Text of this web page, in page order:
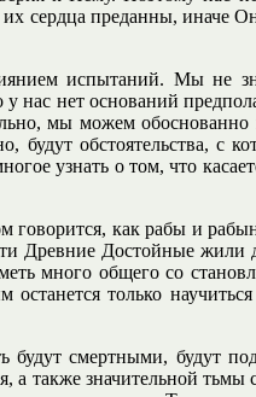
сердца преданны,
испытаний. Мы не
у нас нет оснований
мы можем
обстоятельства, с
узнать о том, что
как рабы и
Древние Достойные
много общего со
только
смертными, будут
а также значительной